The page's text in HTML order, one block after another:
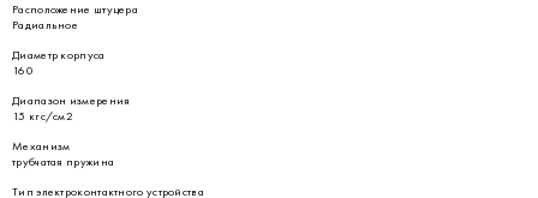
Расположение штуцера
Радиальное
Диаметр корпуса
160
Диапазон измерения
15 кгс/см2
Механизм
трубчатая пружина
Тип электроконтактного устройства